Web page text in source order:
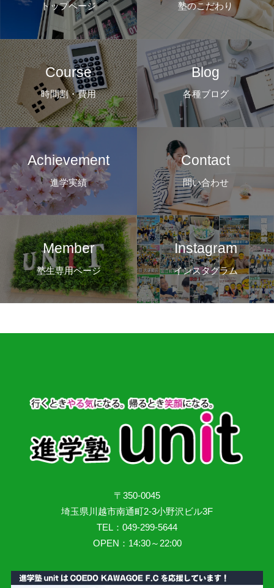
トップページ 塾のこだわり
Course
時間割・費用
Blog
各種ブログ
Achievement
進学実績
Contact
問い合わせ
Member
塾生専用ページ
Instagram
インスタグラム
〒350-0045
埼玉県川越市南通町2-3小野沢ビル3F
TEL：049-299-5644
OPEN：14:30～22:00